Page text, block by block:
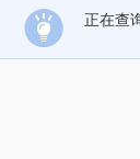
正在查